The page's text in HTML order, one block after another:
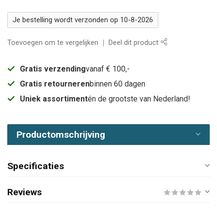
Je bestelling wordt verzonden op 10-8-2026
Toevoegen om te vergelijken Deel dit product
Gratis verzendingvanaf € 100,-
Gratis retournerenbinnen 60 dagen
Uniek assortimentén de grootste van Nederland!
Productomschrijving
Specificaties
Reviews